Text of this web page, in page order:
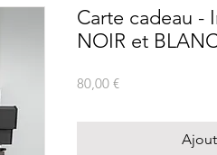
Carte cadeau -
NOIR et
80,00 €Prix